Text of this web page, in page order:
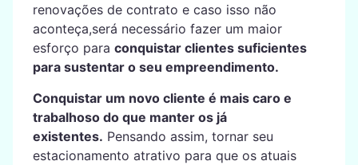
renovações de contrato e caso isso não
aconteça,será necessário fazer um maior
esforço para conquistar clientes suficientes
para sustentar o seu empreendimento.
Conquistar um novo cliente é mais caro e
trabalhoso do que manter os já
existentes. Pensando assim, tornar seu
estacionamento atrativo para que os atuais